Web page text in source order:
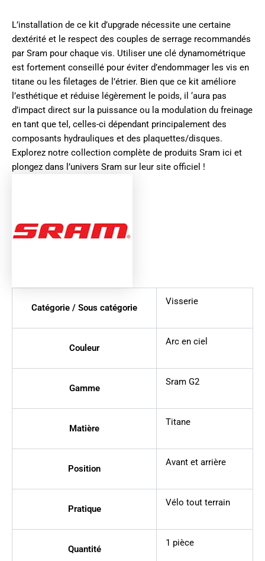
L’installation de ce kit d’upgrade nécessite une certaine
dextérité et le respect des couples de serrage recommandés
par Sram pour chaque vis. Utiliser une clé dynamométrique
est fortement conseillé pour éviter d’endommager les vis en
titane ou les filetages de l’étrier. Bien que ce kit améliore
l’esthétique et réduise légèrement le poids, il ‘aura pas
d’impact direct sur la puissance ou la modulation du freinage
en tant que tel, celles-ci dépendant principalement des
composants hydrauliques et des plaquettes/disques.
Explorez notre collection complète de produits Sram ici et
plongez dans l’univers Sram sur leur site officiel !
Catégorie / Sous catégorie
Visserie
Couleur
Arc en ciel
Gamme
Sram G2
Matière
Titane
Position
Avant et arrière
Pratique
Vélo tout terrain
Quantité
1 pièce